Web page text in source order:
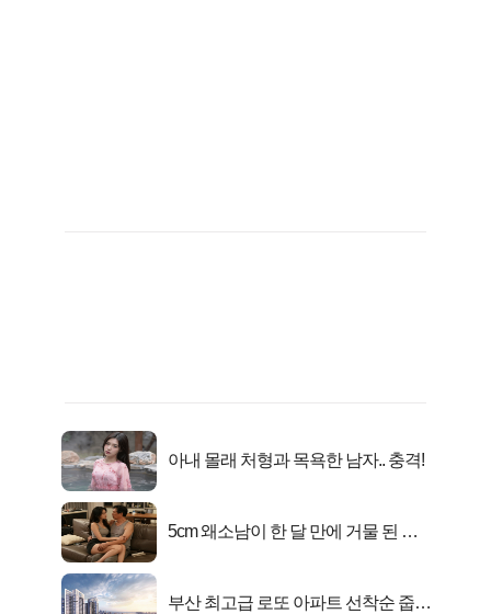
아내 몰래 처형과 목욕한 남자.. 충격!
5cm 왜소남이 한 달 만에 거물 된 사
부산 최고급 로또 아파트 선착순 줍줍